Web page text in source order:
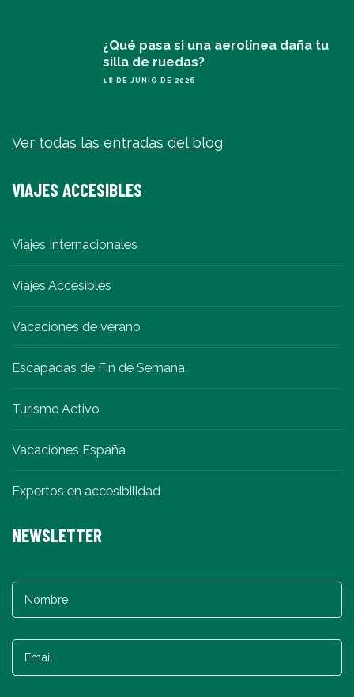
¿Qué pasa si una aerolínea daña tu
silla de ruedas?
18 DE JUNIO DE 2026
Ver todas las entradas del blog
VIAJES ACCESIBLES
Viajes Internacionales
Viajes Accesibles
Vacaciones de verano
Escapadas de Fin de Semana
Turismo Activo
Vacaciones España
Expertos en accesibilidad
NEWSLETTER